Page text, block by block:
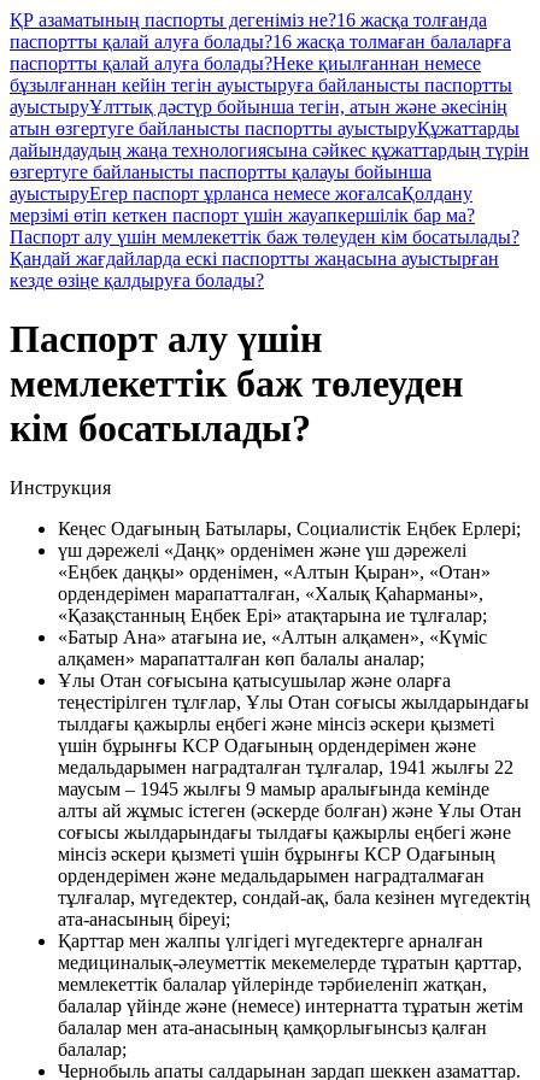
ҚР азаматының паспорты дегеніміз не?16 жасқа толғанда
паспортты қалай алуға болады?16 жасқа толмаған балаларға
паспортты қалай алуға болады?Неке қиылғаннан немесе
бұзылғаннан кейін тегін ауыстыруға байланысты паспортты
ауыстыруҰлттық дәстүр бойынша тегін, атын және әкесінің
атын өзгертуге байланысты паспортты ауыстыруҚұжаттарды
дайындаудың жаңа технологиясына сәйкес құжаттардың түрін
өзгертуге байланысты паспортты қалауы бойынша
ауыстыруЕгер паспорт ұрланса немесе жоғалсаҚолдану
мерзімі өтіп кеткен паспорт үшін жауапкершілік бар ма?
Паспорт алу үшін мемлекеттік баж төлеуден кім босатылады?
Қандай жағдайларда ескі паспортты жаңасына ауыстырған
кезде өзіңе қалдыруға болады?
Паспорт алу үшін
мемлекеттік баж төлеуден
кім босатылады?
Инструкция
Кеңес Одағының Батылары, Социалистік Еңбек Ерлері;
үш дәрежелі «Даңқ» орденімен және үш дәрежелі
«Еңбек даңқы» орденімен, «Алтын Қыран», «Отан»
ордендерімен марапатталған, «Халық Қаһарманы»,
«Қазақстанның Еңбек Epi» атақтарына ие тұлғалар;
«Батыр Ана» атағына ие, «Алтын алқамен», «Күмiс
алқамен» марапатталған көп балалы аналар;
Ұлы Отан соғысына қатысушылар және оларға
теңестірілген тұлғлар, Ұлы Отан соғысы жылдарындағы
тылдағы қажырлы еңбегi және мiнсiз әскери қызметi
үшiн бұрынғы КСР Одағының ордендерiмен және
медальдарымен наградталған тұлғалар, 1941 жылғы 22
маусым – 1945 жылғы 9 мамыр аралығында кемінде
алты ай жұмыс істеген (әскерде болған) және Ұлы Отан
соғысы жылдарындағы тылдағы қажырлы еңбегi және
мiнсiз әскери қызметi үшiн бұрынғы КСР Одағының
ордендерiмен және медальдарымен наградталмаған
тұлғалар, мүгедектер, сондай-ақ, бала кезінен мүгедектің
ата-анасының біреуі;
Қарттар мен жалпы үлгідегі мүгедектерге арналған
медициналық-әлеуметтік мекемелерде тұратын қарттар,
мемлекеттік балалар үйлерінде тәрбиеленіп жатқан,
балалар үйінде және (немесе) интернатта тұратын жетім
балалар мен ата-анасының қамқорлығынсыз қалған
балалар;
Чернобыль апаты салдарынан зардап шеккен азаматтар.